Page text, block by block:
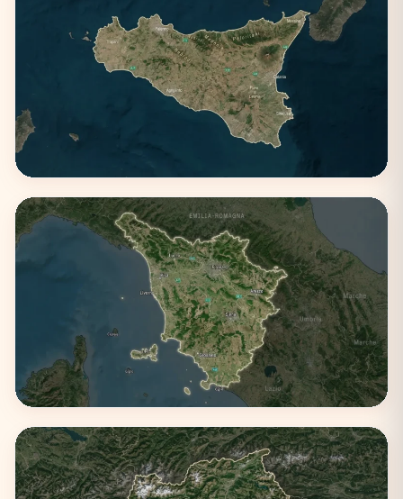
Sardegna
2 città
3 città
Toscana